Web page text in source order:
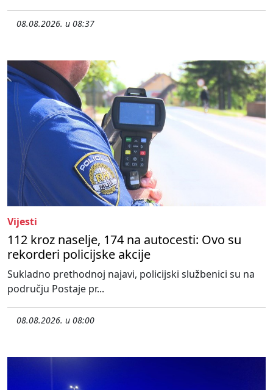
08.08.2026. u 08:37
Vijesti
112 kroz naselje, 174 na autocesti: Ovo su
rekorderi policijske akcije
Sukladno prethodnoj najavi, policijski službenici su na
području Postaje pr...
08.08.2026. u 08:00